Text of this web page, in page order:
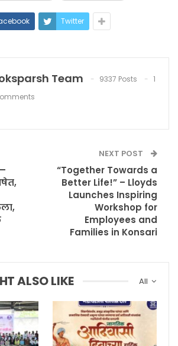
Twitter
Team 9337 Posts
1
NEXT POST
“Together Towards a
Better Life!” – Lloyds
Launches Inspiring
Workshop for
Employees and
Families in Konsari
All
ALSO LIKE